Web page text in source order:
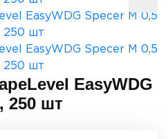
EasyWDG
250 шт